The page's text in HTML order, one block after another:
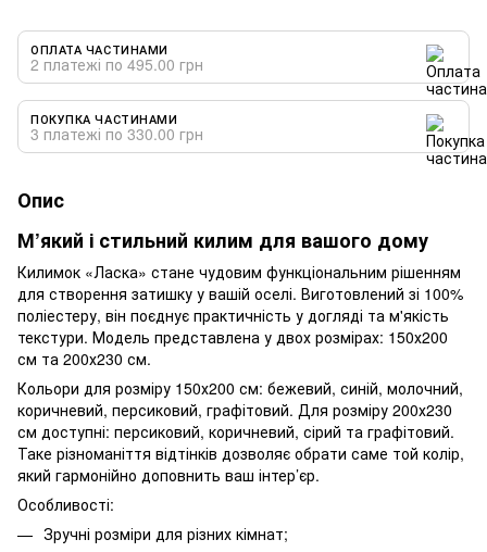
ОПЛАТА ЧАСТИНАМИ
2 платежі по 495.00 грн
ПОКУПКА ЧАСТИНАМИ
3 платежі по 330.00 грн
Опис
М’який і стильний килим для вашого дому
Килимок «Ласка» стане чудовим функціональним рішенням
для створення затишку у вашій оселі. Виготовлений зі 100%
поліестеру, він поєднує практичність у догляді та м'якість
текстури. Модель представлена у двох розмірах: 150х200
см та 200х230 см.
Кольори для розміру 150х200 см: бежевий, синій, молочний,
коричневий, персиковий, графітовий. Для розміру 200х230
см доступні: персиковий, коричневий, сірий та графітовий.
Таке різноманіття відтінків дозволяє обрати саме той колір,
який гармонійно доповнить ваш інтер’єр.
Особливості:
Зручні розміри для різних кімнат;